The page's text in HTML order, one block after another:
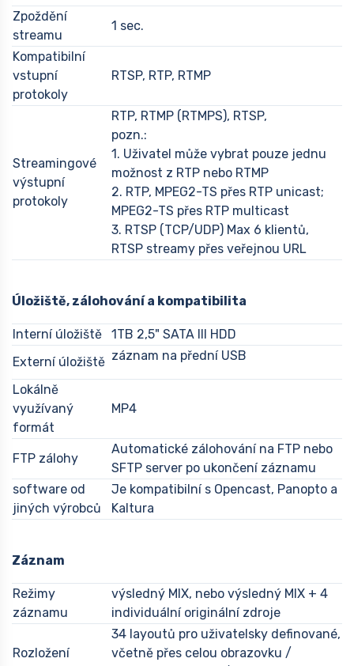
Zpoždění
streamu
1 sec.
Kompatibilní
vstupní
protokoly
RTSP, RTP, RTMP
Streamingové
výstupní
protokoly
RTP, RTMP (RTMPS), RTSP,
pozn.:
1. Uživatel může vybrat pouze jednu
možnost z RTP nebo RTMP
2. RTP, MPEG2-TS přes RTP unicast;
MPEG2-TS přes RTP multicast
3. RTSP (TCP/UDP) Max 6 klientů,
RTSP streamy přes veřejnou URL
Úložiště, zálohování a kompatibilita
Interní úložiště
1TB 2,5" SATA III HDD
Externí úložiště záznam na přední USB
Lokálně
využívaný
formát
MP4
FTP zálohy
Automatické zálohování na FTP nebo
SFTP server po ukončení záznamu
software od
jiných výrobců
Je kompatibilní s Opencast, Panopto a
Kaltura
Záznam
Režimy
záznamu
výsledný MIX, nebo výsledný MIX + 4
individuální originální zdroje
Rozložení
34 layoutů pro uživatelsky definované,
včetně přes celou obrazovku /